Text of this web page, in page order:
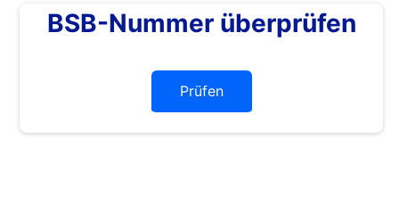
BSB-Nummer überprüfen
Prüfen